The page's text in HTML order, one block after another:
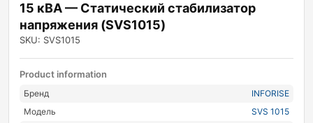
15 кВА — Статический стабилизатор
напряжения (SVS1015)
SKU: SVS1015
Product information
Бренд
INFORISE
Модель
SVS 1015